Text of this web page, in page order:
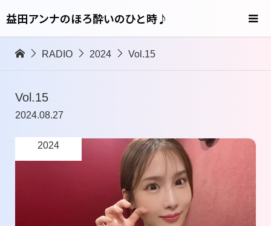
益田アンナのほろ酔いのひと時♪
RADIO 2024 Vol.15
Vol.15
2024.08.27
2024